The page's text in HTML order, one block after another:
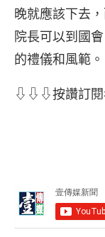
晚就應該下去
院長可以到國
的禮儀和風範。
⇩⇩⇩按讚訂